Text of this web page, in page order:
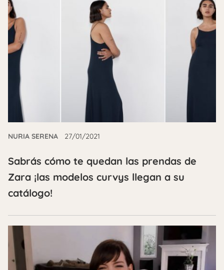
NURIA SERENA 27/01/2021
Sabrás cómo te quedan las prendas de
Zara ¡las modelos curvys llegan a su
catálogo!